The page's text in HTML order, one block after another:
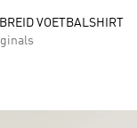
VOETBALSHIRT